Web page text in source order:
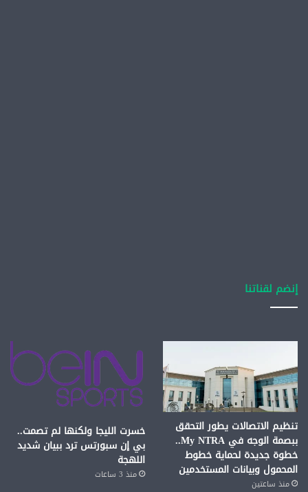
إنضم لقناتنا
تنظيم الاتصالات يطور التحقق
ببصمة الوجه في My NTRA..
خطوة جديدة لحماية خطوط
المحمول وبيانات المستخدمين
منذ ساعتين
خسرت الليجا ولكنها لم تصمت..
بي إن سبورتس ترد ببيان شديد
اللهجة
منذ 3 ساعات